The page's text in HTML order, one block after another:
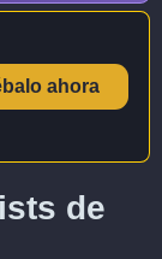
ahora
de